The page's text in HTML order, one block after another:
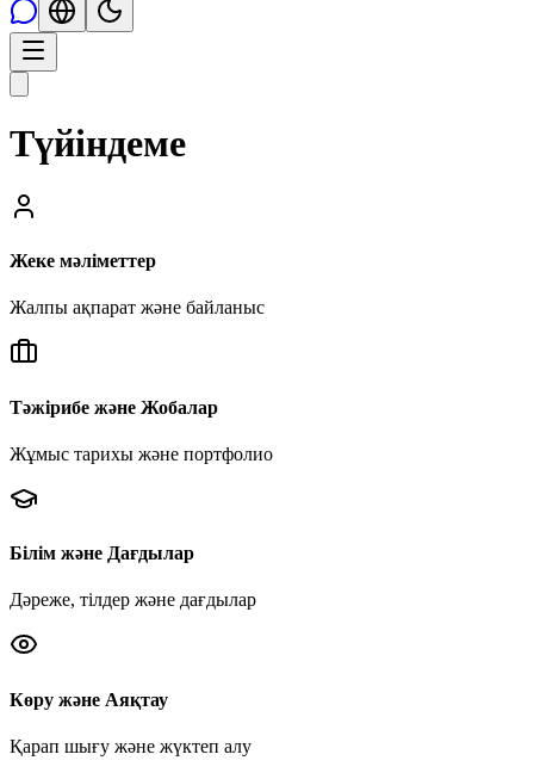
Түйіндеме
Жеке мәліметтер
Жалпы ақпарат және байланыс
Тәжірибе және Жобалар
Жұмыс тарихы және портфолио
Білім және Дағдылар
Дәреже, тілдер және дағдылар
Көру және Аяқтау
Қарап шығу және жүктеп алу